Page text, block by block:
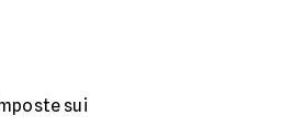
sui